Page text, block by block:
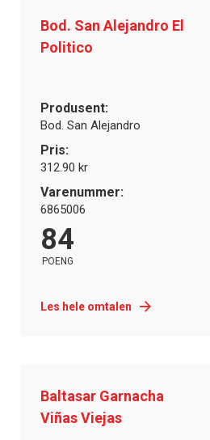
Bod. San Alejandro El
Politico
Produsent:
Bod. San Alejandro
Pris:
312.90 kr
Varenummer:
6865006
84
POENG
Les hele omtalen
Baltasar Garnacha
Viñas Viejas